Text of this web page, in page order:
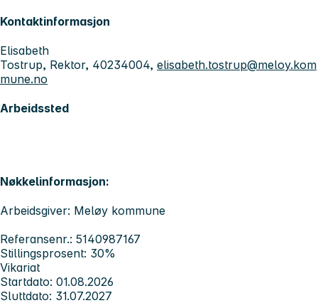
Kontaktinformasjon
Elisabeth
Tostrup, Rektor, 40234004, elisabeth.tostrup@meloy.kom
mune.no
Arbeidssted
Nøkkelinformasjon:
Arbeidsgiver: Meløy kommune
Referansenr.: 5140987167
Stillingsprosent: 30%
Vikariat
Startdato: 01.08.2026
Sluttdato: 31.07.2027